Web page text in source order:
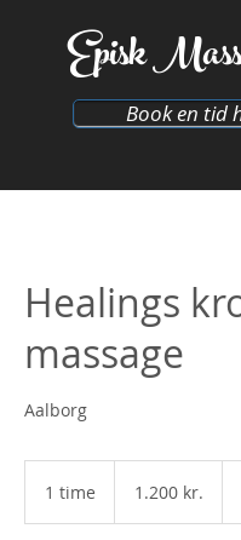
​Episk
Book en tid
Healings
massage
Aalborg
1 time
kroner1.200 kr.